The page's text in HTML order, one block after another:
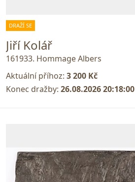
DRAŽÍ SE
Jiří Kolář
161933. Hommage Albers
Aktuální příhoz: 3 200 Kč
Konec dražby: 26.08.2026 20:18:00